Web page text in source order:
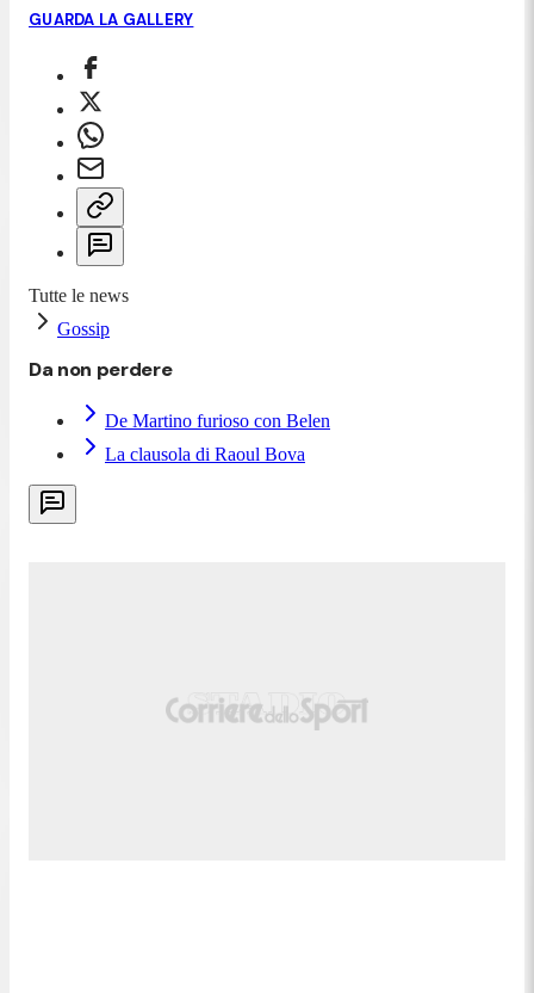
GUARDA LA GALLERY
Tutte le news
Gossip
Da non perdere
De Martino furioso con Belen
La clausola di Raoul Bova